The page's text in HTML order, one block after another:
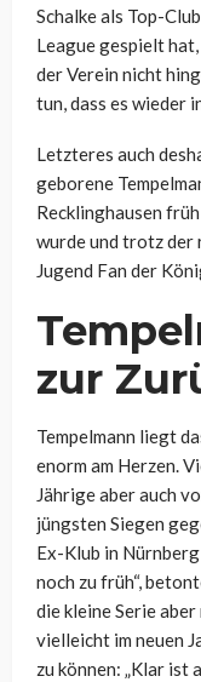
Schalke als Top-
League gespielt
der Verein nicht
tun, dass es wieder
Letzteres auch
geborene
Recklinghausen früh
wurde und trotz der
Jugend Fan der
zur
Tempelmann liegt
enorm am Herzen.
Jährige aber auch
jüngsten Siegen
Ex-Klub in
noch zu früh“,
die kleine Serie
vielleicht im neuen
zu können: „Klar ist